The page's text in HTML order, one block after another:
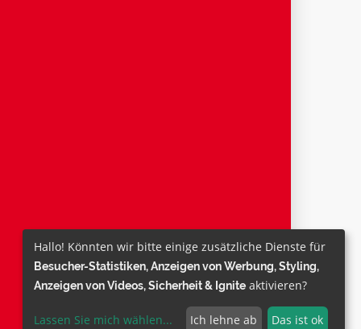
Hallo! Könnten wir bitte einige zusätzliche Dienste für
Besucher-Statistiken, Anzeigen von Werbung, Styling,
Anzeigen von Videos, Sicherheit & Ignite aktivieren?
Lassen Sie mich wählen... Ich lehne ab Das ist ok